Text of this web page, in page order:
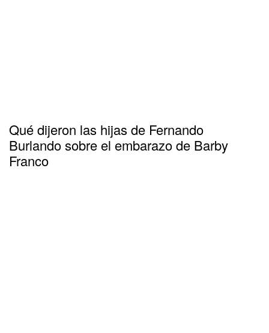
Qué dijeron las hijas de Fernando
Burlando sobre el embarazo de Barby
Franco